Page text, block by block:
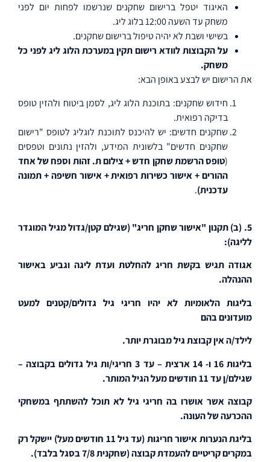
האיגוד יטפל ברישום שחקנים שנרשמו לפחות יום לפני
משחק עד השעה 12:00 בלוג ליג.
בשישי ושבת לא יהיה טיפול ברישום שחקנים.
על הקבוצות לוודא רישום תקין במערכת הלוג ליג לפני כל
משחק.
את הרישום יש לבצע באופן הבא:
חידוש שחקנים: בתוכנת הלוג ליג, לסמן ביטוח ולהזין טופס
בדיקה רפואית.
שחקנים חדשים: יש להיכנס לתוכנת לוגליג לטופס "רישום
שחקנים חדשים" בלשונית המידע, ולהזין נתונים וטפסים
(טופסהרשמת שחקן חדש + צילום ת. זהות וספח של אחד
ההורים + אישור כשירות רפואית + אישור חשיפה + תמונה
עדכנית).
5. (ב) תקנון "אישור שחקן חריג" (שגילם קטן/גדול מגיל המוגדר
לליגה):
אגודה תגיש בקשת חריג להחלטת ועדת ליגה וגביע באישור
ההנהלה.
בליגות הלאומיות לא יהיו חריגי גיל גדולים/קטנים למעט
מועדונים בהם
לילד/ה אין קבוצת גיל מבוגרת יותר.
בליגות 16 ו- 14 ארצית – עד 3 חריגי/ות גיל גדולים בקבוצה –
שגילם/ן עד 11 חודשים מעל הגיל המותר.
קבוצה אשר אושרו בה חריגי גיל לא תוכל להשתתף במשחקי
ההכרעה של העונה.
בליגת הנערות אישור חריגות (עד גיל 11 חודשים מעל) יישקל רק
במקרים קריטיים להעמדת קבוצה (שחקנית 7/8 בסגל בלבד).